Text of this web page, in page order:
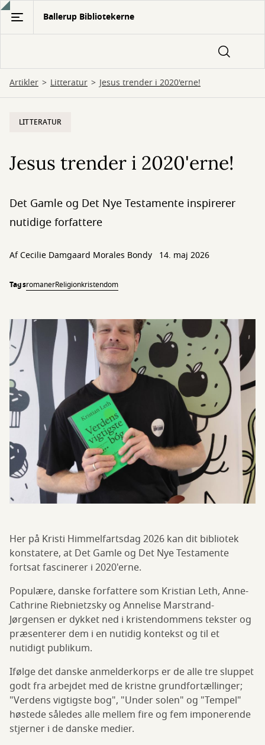
Gå
hovedindhold
Ballerup Bibliotekerne
Artikler Litteratur Jesus trender i 2020'erne!
LITTERATUR
Jesus trender i 2020'erne!
Det Gamle og Det Nye Testamente inspirerer
nutidige forfattere
AfCecilie Damgaard Morales Bondy 14. maj 2026
TagsromanerReligionkristendom
Her på Kristi Himmelfartsdag 2026 kan dit bibliotek
konstatere, at Det Gamle og Det Nye Testamente
fortsat fascinerer i 2020'erne.
Populære, danske forfattere som Kristian Leth, Anne-
Cathrine Riebnietzsky og Annelise Marstrand-
Jørgensen er dykket ned i kristendommens tekster og
præsenterer dem i en nutidig kontekst og til et
nutidigt publikum.
Ifølge det danske anmelderkorps er de alle tre sluppet
godt fra arbejdet med de kristne grundfortællinger;
"Verdens vigtigste bog", "Under solen" og "Tempel"
høstede således alle mellem fire og fem imponerende
stjerner i de danske medier.